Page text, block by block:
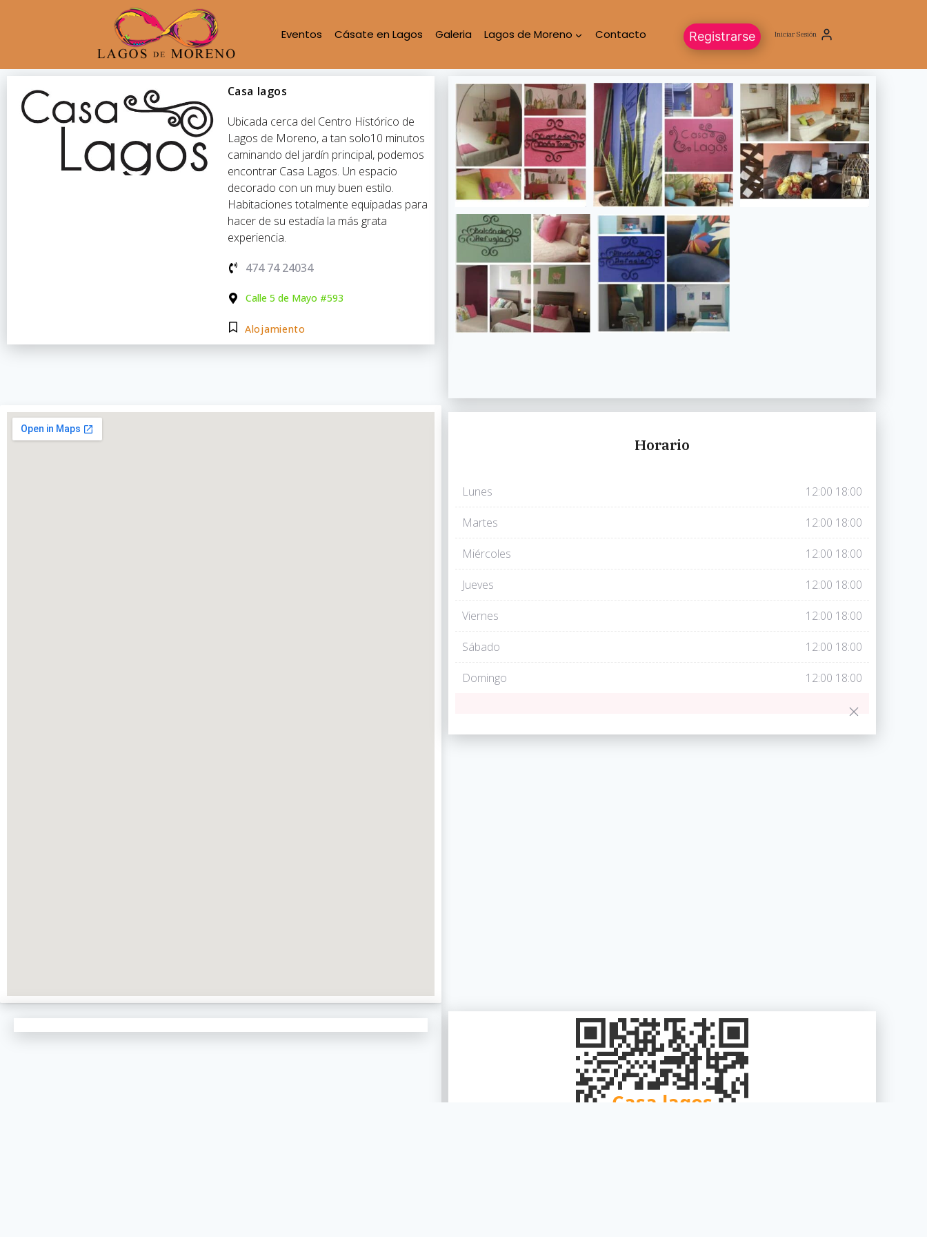
Eventos Cásate en Lagos Galeria Lagos de Moreno Contacto Registrarse Iniciar Sesión
Casa lagos
Ubicada cerca del Centro Histórico de
Lagos de Moreno, a tan solo10 minutos
caminando del jardín principal, podemos
encontrar Casa Lagos. Un espacio
decorado con un muy buen estilo.
Habitaciones totalmente equipadas para
hacer de su estadía la más grata
experiencia.
474 74 24034
Calle 5 de Mayo #593
Alojamiento
Horario
Lunes 12:00 18:00
Martes 12:00 18:00
Miércoles 12:00 18:00
Jueves 12:00 18:00
Viernes 12:00 18:00
Sábado 12:00 18:00
Domingo 12:00 18:00